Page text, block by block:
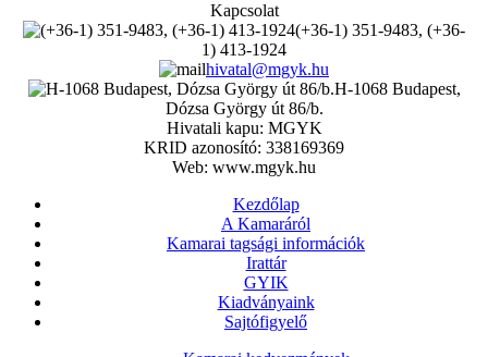
Kapcsolat
(+36-1) 351-9483, (+36-
1) 413-1924
hivatal@mgyk.hu
H-1068 Budapest,
Dózsa György út 86/b.
Hivatali kapu: MGYK
KRID azonosító: 338169369
Web: www.mgyk.hu
Kezdőlap
A Kamaráról
Kamarai tagsági információk
Irattár
GYIK
Kiadványaink
Sajtófigyelő